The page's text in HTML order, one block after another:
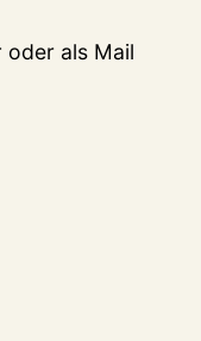
oder als Mail